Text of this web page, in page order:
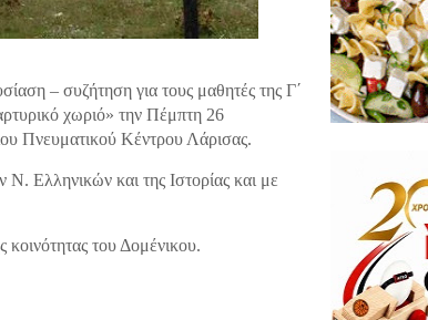
– συζήτηση για τους μαθητές της Γ΄
χωριό» την Πέμπτη 26
Πνευματικού Κέντρου Λάρισας.
Ελληνικών και της Ιστορίας και με
του Δομένικου.